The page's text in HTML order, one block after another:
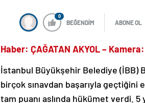
0
BEĞENDİM ABONE OL
Haber: ÇAĞATAN AKYOL –
İstanbul Büyükşehir Belediye (İBB)
birçok sınavdan başarıyla geçtiğini
tam puanı aslında hükümet verdi.